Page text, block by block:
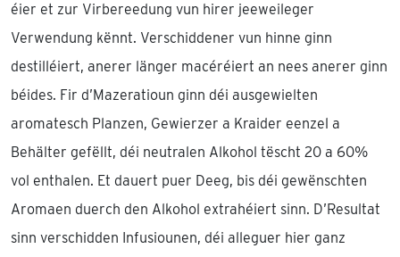
éier et zur Virbereedung vun hirer jeeweileger
Verwendung kënnt. Verschiddener vun hinne ginn
destilléiert, anerer länger macéréiert an nees anerer ginn
béides. Fir d’Mazeratioun ginn déi ausgewielten
aromatesch Planzen, Gewierzer a Kraider eenzel a
Behälter gefëllt, déi neutralen Alkohol tëscht 20 a 60%
vol enthalen. Et dauert puer Deeg, bis déi gewënschten
Aromaen duerch den Alkohol extrahéiert sinn. D’Resultat
sinn verschidden Infusiounen, déi alleguer hier ganz